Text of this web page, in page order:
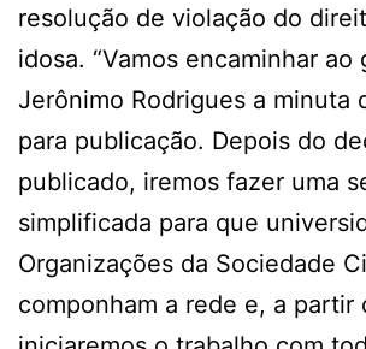
resolução de violação do
idosa. “Vamos encaminhar ao
Jerônimo Rodrigues a minuta
para publicação. Depois do
publicado, iremos fazer uma
simplificada para que
Organizações da Sociedade
componham a rede e, a partir